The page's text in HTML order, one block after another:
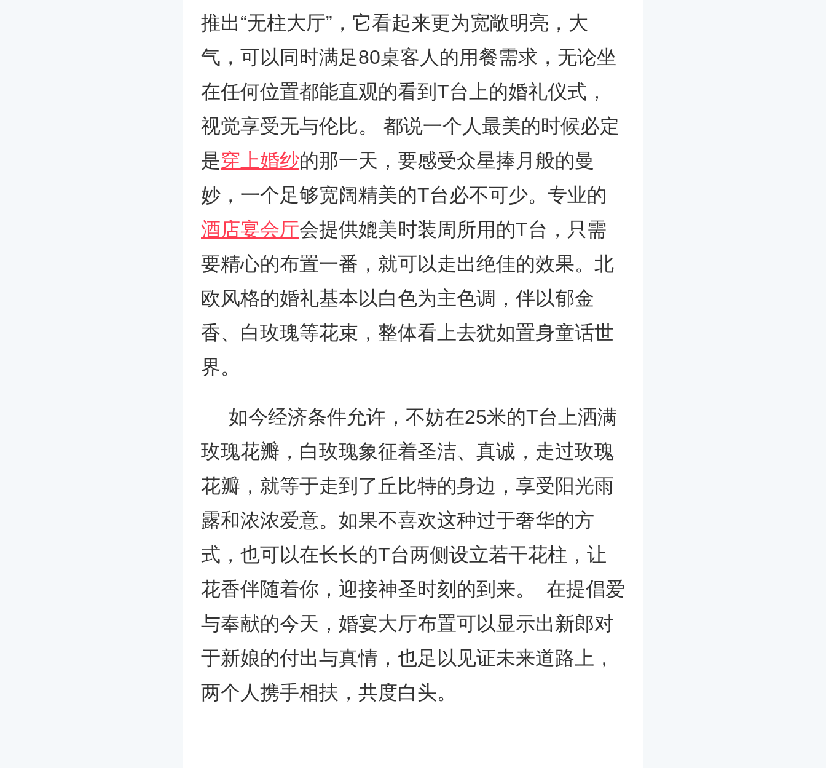
推出“无柱大厅”，它看起来更为宽敞明亮，大
气，可以同时满足80桌客人的用餐需求，无论坐
在任何位置都能直观的看到T台上的婚礼仪式，
视觉享受无与伦比。 都说一个人最美的时候必定
是穿上婚纱的那一天，要感受众星捧月般的曼
妙，一个足够宽阔精美的T台必不可少。专业的
酒店宴会厅会提供媲美时装周所用的T台，只需
要精心的布置一番，就可以走出绝佳的效果。北
欧风格的婚礼基本以白色为主色调，伴以郁金
香、白玫瑰等花束，整体看上去犹如置身童话世
界。
如今经济条件允许，不妨在25米的T台上洒满
玫瑰花瓣，白玫瑰象征着圣洁、真诚，走过玫瑰
花瓣，就等于走到了丘比特的身边，享受阳光雨
露和浓浓爱意。如果不喜欢这种过于奢华的方
式，也可以在长长的T台两侧设立若干花柱，让
花香伴随着你，迎接神圣时刻的到来。 在提倡爱
与奉献的今天，婚宴大厅布置可以显示出新郎对
于新娘的付出与真情，也足以见证未来道路上，
两个人携手相扶，共度白头。